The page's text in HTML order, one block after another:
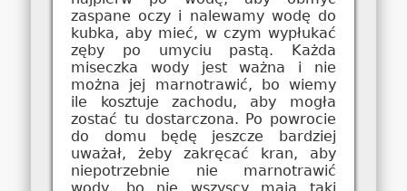
zaspane oczy i nalewamy wodę do
kubka, aby mieć, w czym wypłukać
zęby po umyciu pastą. Każda
miseczka wody jest ważna i nie
można jej marnotrawić, bo wiemy
ile kosztuje zachodu, aby mogła
zostać tu dostarczona. Po powrocie
do domu będę jeszcze bardziej
uważał, żeby zakręcać kran, aby
niepotrzebnie nie marnotrawić